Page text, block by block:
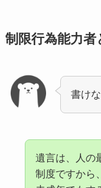
制限行為能力
書け
遺言は、人の
制度ですから